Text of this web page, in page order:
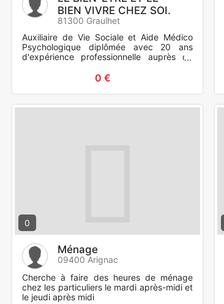
BIEN VIVRE CHEZ SOI.
81300 Graulhet
Auxiliaire de Vie Sociale et Aide Médico
Psychologique diplômée avec 20 ans
d'expérience professionnelle auprès de
personnes en perte d'autonomie, propose
ses services pour préserv
0 €
0
Ménage
09400 Arignac
Cherche à faire des heures de ménage
chez les particuliers le mardi après-midi et
le jeudi après midi